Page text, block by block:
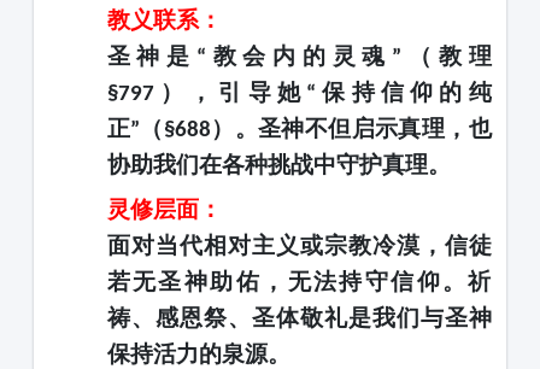
教义联系：
圣神是 “ 教会内的灵魂 ” （教理
§797），引导她 “ 保持信仰的纯
正” （ §688 ）。圣神不但启示真理，也
协助我们在各种挑战中守护真理。
灵修层面：
面对当代相对主义或宗教冷漠，信徒
若无圣神助佑，无法持守信仰。祈
祷、感恩祭、圣体敬礼是我们与圣神
保持活力的泉源。